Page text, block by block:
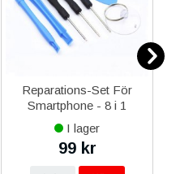
Reparations-Set För
Smartphone - 8 i 1
I lager
99 kr